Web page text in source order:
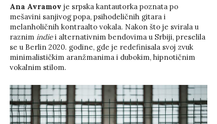
Ana Avramov je srpska kantautorka poznata po
mešavini sanjivog popa, psihodeličnih gitara i
melanholičnih kontraalto vokala. Nakon što je svirala u
raznim indiei alternativnim bendovima u Srbiji, preselila
se u Berlin 2020. godine, gde je redefinisala svoj zvuk
minimalističkim aranžmanima i dubokim, hipnotičnim
vokalnim stilom.